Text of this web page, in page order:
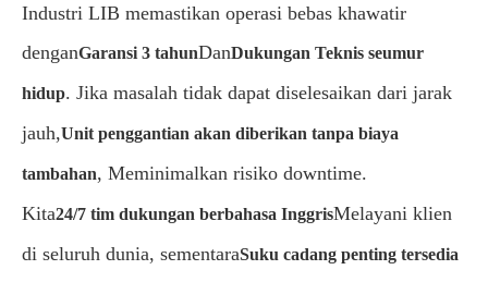
Industri LIB memastikan operasi bebas khawatir
denganGaransi 3 tahunDanDukungan Teknis seumur
hidup. Jika masalah tidak dapat diselesaikan dari jarak
jauh,Unit penggantian akan diberikan tanpa biaya
tambahan, Meminimalkan risiko downtime.
Kita24/7 tim dukungan berbahasa InggrisMelayani klien
di seluruh dunia, sementaraSuku cadang penting tersedia